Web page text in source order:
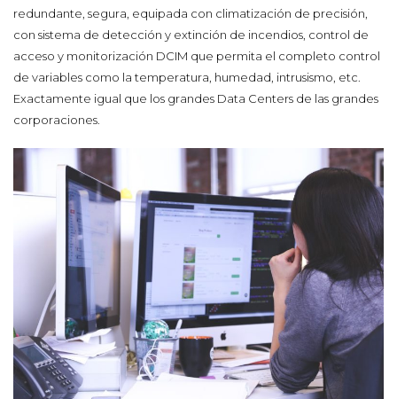
redundante, segura, equipada con climatización de precisión,
con sistema de detección y extinción de incendios, control de
acceso y monitorización DCIM que permita el completo control
de variables como la temperatura, humedad, intrusismo, etc.
Exactamente igual que los grandes Data Centers de las grandes
corporaciones.